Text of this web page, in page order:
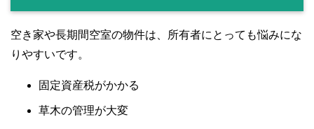
空き家や長期間空室の物件は、所有者にとっても悩みにな
りやすいです。
固定資産税がかかる
草木の管理が大変